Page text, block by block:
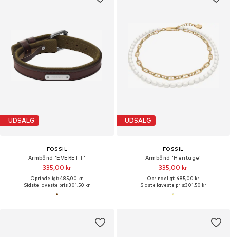
UDSALG
FOSSIL
Armbånd 'EVERETT'
335,00 kr
Oprindeligt: 485,00 kr
Sidste laveste pris:301,50 kr
UDSALG
FOSSIL
Armbånd 'Heritage'
335,00 kr
Oprindeligt: 485,00 kr
Sidste laveste pris:301,50 kr